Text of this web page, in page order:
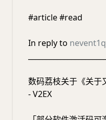
#article #read
In reply to
数码荔枝关于《关于
- V2EX